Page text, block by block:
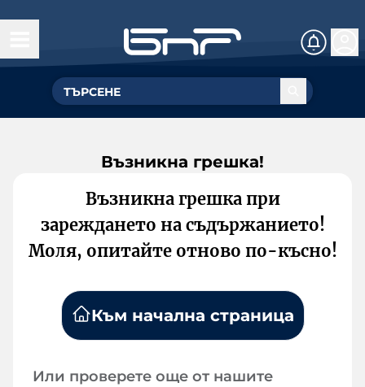
Възникна грешка!
Възникна грешка при
зареждането на съдържанието!
Моля, опитайте отново по-късно!
Към начална страница
Или проверете още от нашите